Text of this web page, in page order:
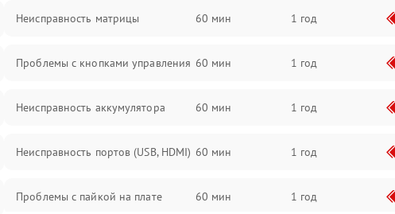
Неисправность матрицы 60 мин 1 год
Проблемы с кнопками управления 60 мин 1 год
Неисправность аккумулятора 60 мин 1 год
Неисправность портов (USB, HDMI) 60 мин 1 год
Проблемы с пайкой на плате 60 мин 1 год